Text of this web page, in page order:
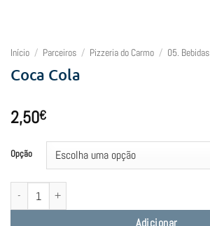
Início / Parceiros / Pizzeria do Carmo / 05. Bebidas
Coca Cola
2,50€
Opção
Quantidade de Coca Cola